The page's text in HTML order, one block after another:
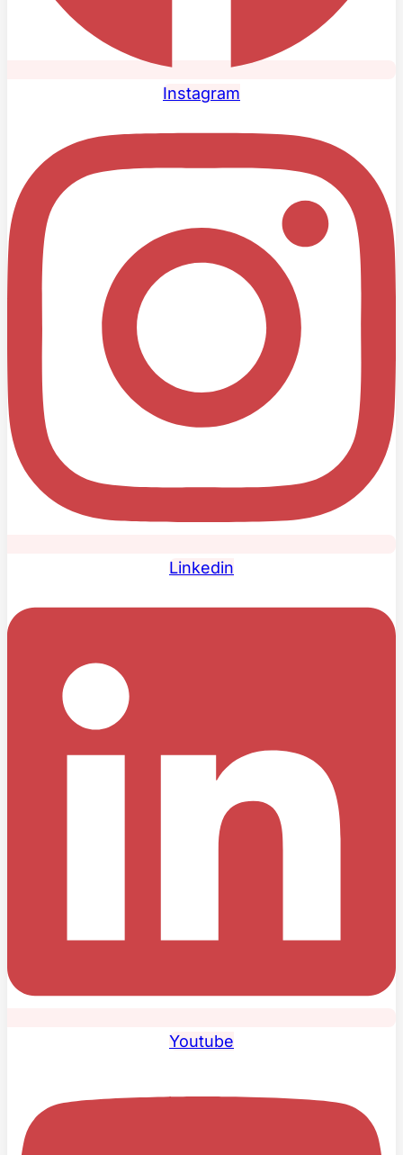
Instagram
Linkedin
Youtube